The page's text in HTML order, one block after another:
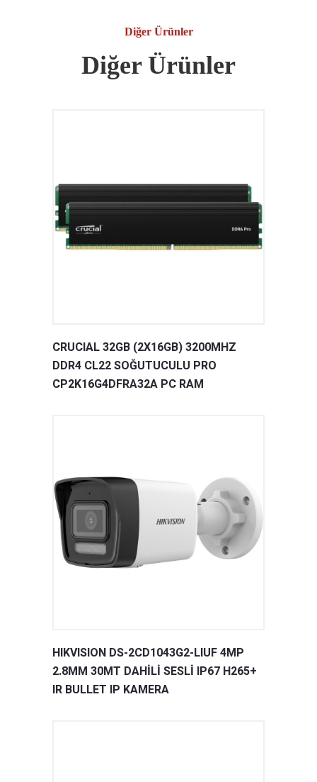
Diğer Ürünler
Diğer Ürünler
CRUCIAL 32GB (2X16GB) 3200MHZ
DDR4 CL22 SOĞUTUCULU PRO
CP2K16G4DFRA32A PC RAM
HIKVISION DS-2CD1043G2-LIUF 4MP
2.8MM 30MT DAHİLİ SESLİ IP67 H265+
IR BULLET IP KAMERA